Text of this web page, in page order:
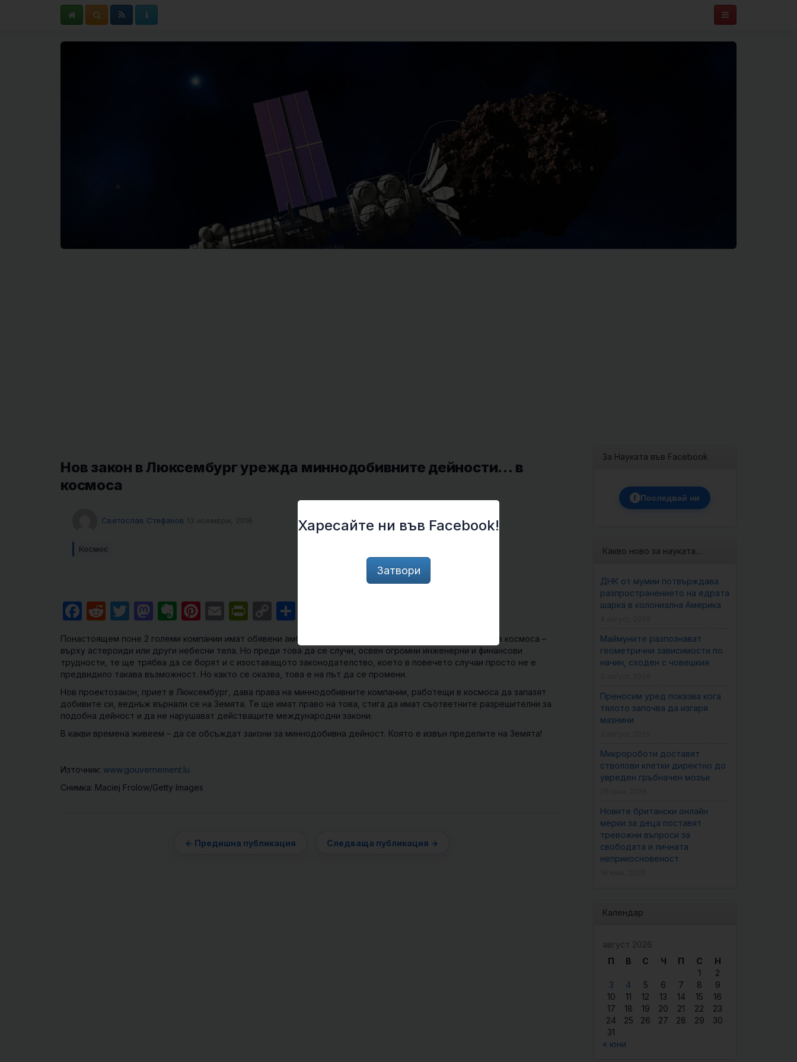
Нов закон в Люксембург урежда миннодобивните дейности… в
космоса
Светослав Стефанов 13 ноември, 2016
Космос
Facebook
RedditTwitter
Mastodon
Evernote
Pinterest
EmailPrintFriendly
Copy
Link
Понастоящем поне 2 големи компании имат обявени амбиции за започване на миннодобивни дейности в космоса –
върху астероиди или други небесни тела. Но преди това да се случи, освен огромни инженерни и финансови
трудности, те ще трябва да се борят и с изоставащото законодателство, което в повечето случаи просто не е
предвидило такава възможност. Но както се оказва, това е на път да се промени.
Нов проектозакон, приет в Люксембург, дава права на миннодобивните компании, работещи в космоса да запазят
добивите си, веднъж върнали се на Земята. Те ще имат право на това, стига да имат съответните разрешителни за
подобна дейност и да не нарушават действащите международни закони.
В какви времена живеем – да се обсъждат закони за миннодобивна дейност. Която е извън пределите на Земята!
Източник: www.gouvernement.lu
Снимка: Maciej Frolow/Getty Images
За Науката във Facebook
f Последвай ни
Какво ново за науката…
ДНК от мумии потвърждава
разпространението на едрата
шарка в колониална Америка
Маймуните разпознават
геометрични зависимости по
начин, сходен с човешкия
Преносим уред показва кога
тялото започва да изгаря
мазнини
Микророботи доставят
стволови клетки директно до
увреден гръбначен мозък
Новите британски онлайн
мерки за деца поставят
тревожни въпроси за
свободата и личната
неприкосновеност
Календар
август 2026
П
В С Ч П С
Н
1
2
3
4 5 6 7 8
9
10
11 12 13 14 15
16
17
18 19 20 21 22
23
24
25 26 27 28 29
30
31
« юни
Харесайте ни във Facebook!
Затвори